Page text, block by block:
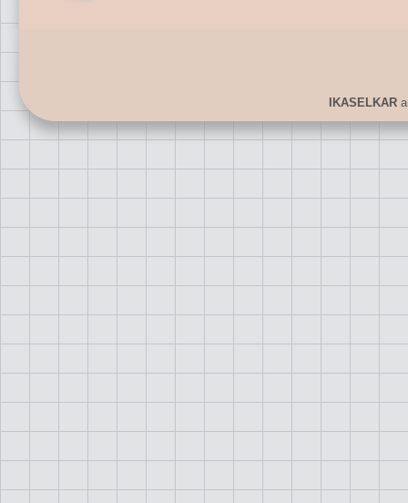
IKASELKAR